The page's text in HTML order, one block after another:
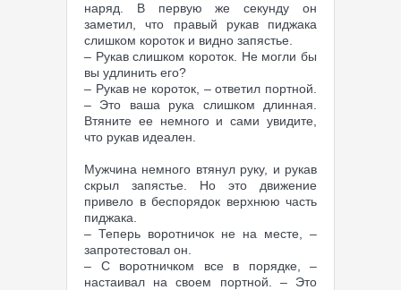
наряд. В первую же секунду он
заметил, что правый рукав пиджака
слишком короток и видно запястье.
– Рукав слишком короток. Не могли бы
вы удлинить его?
– Рукав не короток, – ответил портной.
– Это ваша рука слишком длинная.
Втяните ее немного и сами увидите,
что рукав идеален.
Мужчина немного втянул руку, и рукав
скрыл запястье. Но это движение
привело в беспорядок верхнюю часть
пиджака.
– Теперь воротничок не на месте, –
запротестовал он.
– С воротничком все в порядке, –
настаивал на своем портной. – Это